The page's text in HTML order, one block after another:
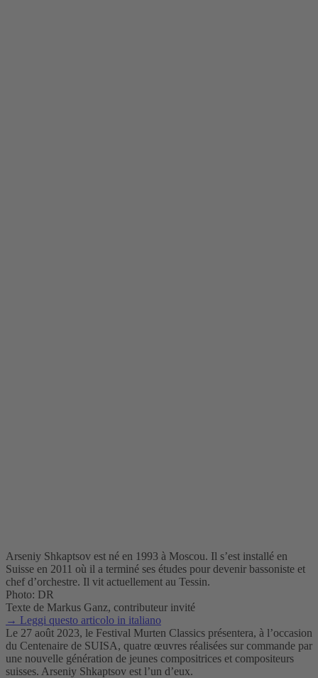
Arseniy Shkaptsov est né en 1993 à Moscou. Il s’est installé en
Suisse en 2011 où il a terminé ses études pour devenir bassoniste et
chef d’orchestre. Il vit actuellement au Tessin.
Photo: DR
Texte de Markus Ganz, contributeur invité
→ Leggi questo articolo in italiano
Le 27 août 2023, le Festival Murten Classics présentera, à l’occasion
du Centenaire de SUISA, quatre œuvres réalisées sur commande par
une nouvelle génération de jeunes compositrices et compositeurs
suisses. Arseniy Shkaptsov est l’un d’eux.